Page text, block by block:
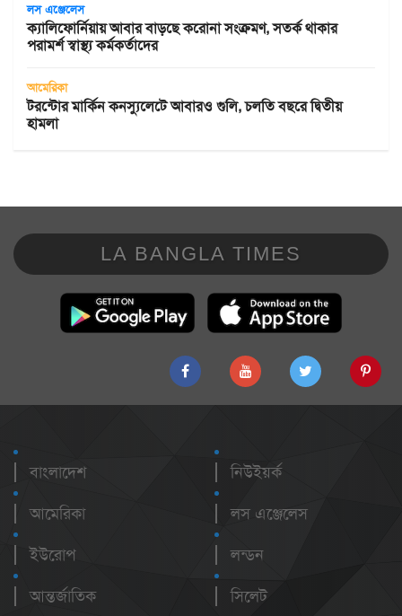
লস এঞ্জেলেস
ক্যালিফোর্নিয়ায় আবার বাড়ছে করোনা সংক্রমণ, সতর্ক থাকার
পরামর্শ স্বাস্থ্য কর্মকর্তাদের
আমেরিকা
টরন্টোর মার্কিন কনস্যুলেটে আবারও গুলি, চলতি বছরে দ্বিতীয়
হামলা
LA BANGLA TIMES
বাংলাদেশ
আমেরিকা
ইউরোপ
আন্তর্জাতিক
নিউইয়র্ক
লস এঞ্জেলেস
লন্ডন
সিলেট